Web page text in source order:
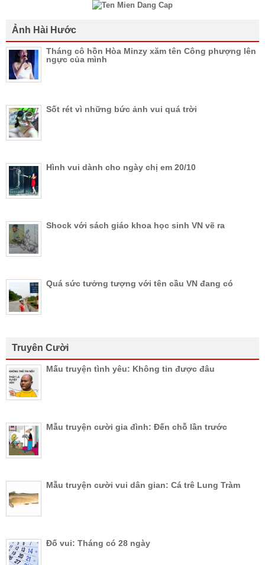
Ảnh Hài Hước
Tháng cô hồn Hòa Minzy xăm tên Công phượng lên
ngực của mình
Sốt rét vì những bức ảnh vui quá trời
Hình vui dành cho ngày chị em 20/10
Shock với sách giáo khoa học sinh VN vẽ ra
Quá sức tưởng tượng với tên cầu VN đang có
Truyên Cười
Mấu truyện tình yêu: Không tin được đâu
Mẫu truyện cười gia đình: Đến chỗ lần trước
Mẫu truyện cười vui dân gian: Cá trê Lung Tràm
Đố vui: Tháng có 28 ngày